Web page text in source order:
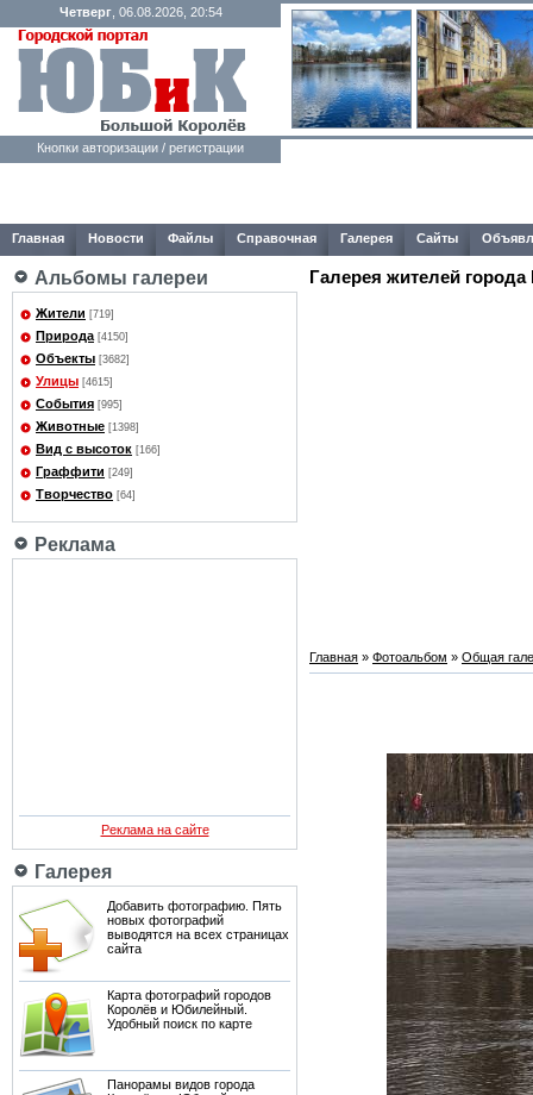
Четверг, 06.08.2026, 20:54
Кнопки авторизации / регистрации
Главная Новости Файлы Справочная Галерея Сайты
Альбомы галереи
Жители [719]
Природа [4150]
Объекты [3682]
Улицы [4615]
События [995]
Животные [1398]
Вид с высоток [166]
Граффити [249]
Творчество [64]
Реклама
Реклама на сайте
Галерея
Добавить фотографию. Пять
новых фотографий
выводятся на всех страницах
сайта
Карта фотографий городов
Королёв и Юбилейный.
Удобный поиск по карте
Панорамы видов города
Галерея жителей города
Главная » Фотоальбом » Общая